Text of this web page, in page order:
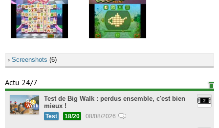
› Screenshots (6)
Actu 24/7
Test de Big Walk : perdus ensemble, c'est bien
mieux !
Test 18/20 08/08/2026